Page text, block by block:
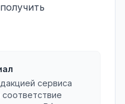
сервиса